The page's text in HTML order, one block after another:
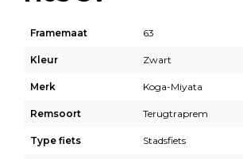
Framemaat 63
Kleur Zwart
Merk Koga-Miyata
Remsoort Terugtraprem
Type fiets Stadsfiets